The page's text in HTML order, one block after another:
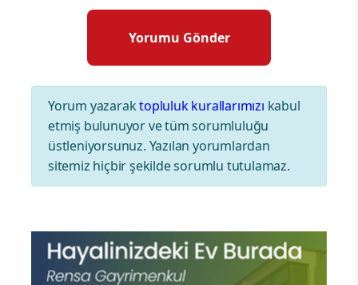
Yorum yazaraktopluluk kurallarımızı kabul
etmiş bulunuyor ve tüm sorumluluğu
üstleniyorsunuz. Yazılan yorumlardan
sitemiz hiçbir şekilde sorumlu tutulamaz.